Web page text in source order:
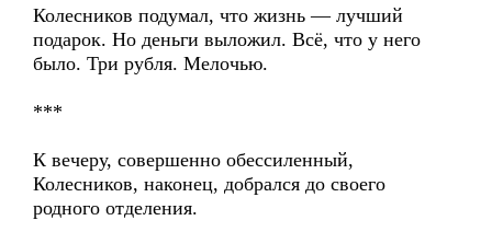
Колесников подумал, что жизнь — лучший
подарок. Но деньги выложил. Всё, что у него
было. Три рубля. Мелочью.
***
К вечеру, совершенно обессиленный,
Колесников, наконец, добрался до своего
родного отделения.